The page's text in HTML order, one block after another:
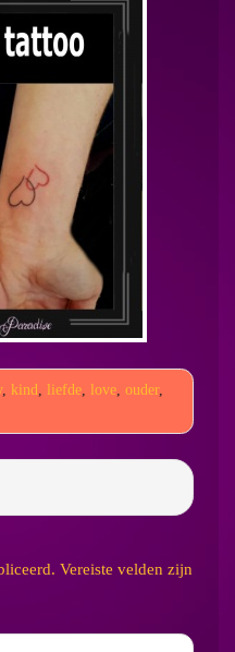
, kind liefde, love, ouder,
Vereiste velden zijn